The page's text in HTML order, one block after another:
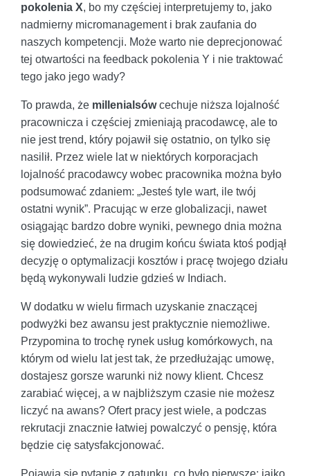
pokolenia X, bo my częściej interpretujemy to, jako
nadmierny micromanagement i brak zaufania do
naszych kompetencji. Może warto nie deprecjonować
tej otwartości na feedback pokolenia Y i nie traktować
tego jako jego wady?
To prawda, że millenialsówcechuje niższa lojalność
pracownicza i częściej zmieniają pracodawcę, ale to
nie jest trend, który pojawił się ostatnio, on tylko się
nasilił. Przez wiele lat w niektórych korporacjach
lojalność pracodawcy wobec pracownika można było
podsumować zdaniem: „Jesteś tyle wart, ile twój
ostatni wynik”. Pracując w erze globalizacji, nawet
osiągając bardzo dobre wyniki, pewnego dnia można
się dowiedzieć, że na drugim końcu świata ktoś podjął
decyzję o optymalizacji kosztów i pracę twojego działu
będą wykonywali ludzie gdzieś w Indiach.
W dodatku w wielu firmach uzyskanie znaczącej
podwyżki bez awansu jest praktycznie niemożliwe.
Przypomina to trochę rynek usług komórkowych, na
którym od wielu lat jest tak, że przedłużając umowę,
dostajesz gorsze warunki niż nowy klient. Chcesz
zarabiać więcej, a w najbliższym czasie nie możesz
liczyć na awans? Ofert pracy jest wiele, a podczas
rekrutacji znacznie łatwiej powalczyć o pensję, która
będzie cię satysfakcjonować.